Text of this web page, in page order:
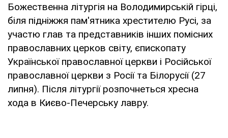
Божественна літургія на Володимирській гірці,
біля підніжжя пам'ятника хрестителю Русі, за
участю глав та представників інших помісних
православних церков світу, єпископату
Української православної церкви і Російської
православної церкви з Росії та Білорусії (27
липня). Після літургії розпочнеться хресна
хода в Києво-Печерську лавру.